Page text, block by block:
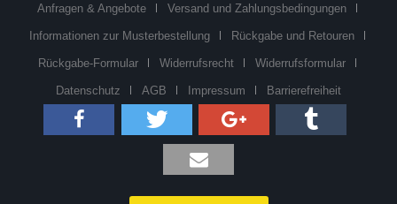
Anfragen & Angebote Versand und Zahlungsbedingungen
Informationen zur Musterbestellung Rückgabe und Retouren
Rückgabe-Formular Widerrufsrecht Widerrufsformular
Datenschutz AGB Impressum Barrierefreiheit